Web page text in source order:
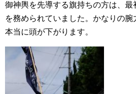
御神輿を先導する旗持ちの方は、最
を務められていました。かなりの腕
本当に頭が下がります。